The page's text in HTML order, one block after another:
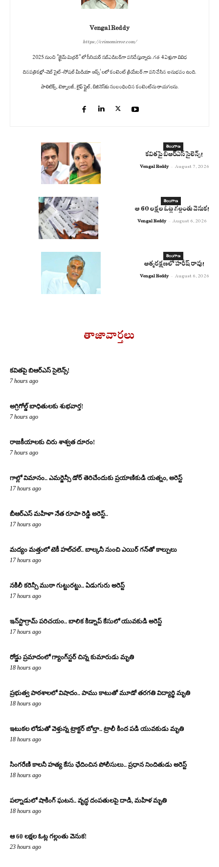
Vengal Reddy
https://crimemirror.com/
2025 నుంచి "క్రైమ్ మిర్రర్" లో సీనియర్ సబ్‌ఎడిటర్‌గా పనిచేస్తున్నారు. గత 4 ఏళ్లుగా వివిధ
దినపత్రికల్లో-వెబ్ సైట్-సోషల్ మీడియా ఆప్స్' లలో కంటెంట్ క్రియేటర్ గా పని చేసిన అనుభవం ఉంది.
పాలిటిక్స్‌, టెక్నాలజీ, లైఫ్‌ స్టైల్‌, బిజినెస్‌కు సంబంధించిన కంటెంట్‌ను రాయగలను.
తెలంగాణ
కవితపై బిఆర్ఎస్ సైలెన్స్!
Vengal Reddy - August 7, 2026
తెలంగాణ
ఆ 60 లక్షల ఓట్ల గల్లంతు వెనుక!
Vengal Reddy - August 6, 2026
తెలంగాణ
ఆత్మరక్షణలో హరీష్ రావు!
Vengal Reddy - August 6, 2026
తాజావార్తలు
కవితపై బిఆర్ఎస్ సైలెన్స్!
7 hours ago
అగ్రిగోల్డ్ బాధితులకు శుభవార్త!
7 hours ago
రాజకీయాలకు చిరు శాశ్వత దూరం!
7 hours ago
గాల్లో విమానం.. ఎమర్జెన్సీ డోర్ తెరిచేందుకు ప్రయాణికుడి యత్నం, అరెస్ట్
17 hours ago
బీఆర్ఎస్ మహిళా నేత రూపా రెడ్డి అరెస్ట్..
17 hours ago
మద్యం మత్తులో టెకీ హల్‌చల్.. బాల్కనీ నుంచి ఎయిర్ గన్‌తో కాల్పులు
17 hours ago
నకిలీ కరెన్సీ ముఠా గుట్టురట్టు.. ఏడుగురు అరెస్ట్
17 hours ago
ఇన్‌స్టాగ్రామ్ పరిచయం.. బాలిక కిడ్నాప్ కేసులో యువకుడి అరెస్ట్
17 hours ago
రోడ్డు ప్రమాదంలో గ్యాంగ్‌స్టర్ చిన్న కుమారుడు మృతి
18 hours ago
ప్రభుత్వ పాఠశాలలో విషాదం.. పాము కాటుతో మూడో తరగతి విద్యార్థి మృతి
18 hours ago
ఇటుకల లోడుతో వెళ్తున్న ట్రాక్టర్ బోల్తా.. ట్రాలీ కింద పడి యువకుడు మృతి
18 hours ago
సింగరేణి కాలనీ హత్య కేసు ఛేదించిన పోలీసులు.. ప్రధాన నిందితుడు అరెస్ట్
18 hours ago
పల్నాడులో షాకింగ్ ఘటన.. వృద్ధ దంపతులపై దాడి, మహిళ మృతి
18 hours ago
ఆ 60 లక్షల ఓట్ల గల్లంతు వెనుక!
23 hours ago